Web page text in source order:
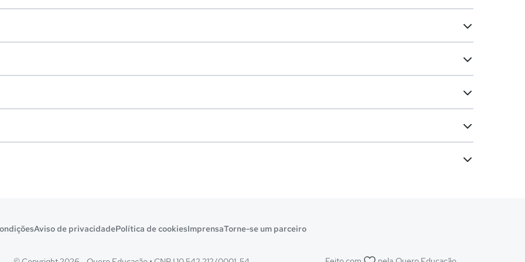
Aviso de privacidadePolítica de cookiesImprensaTorne-se um parceiro